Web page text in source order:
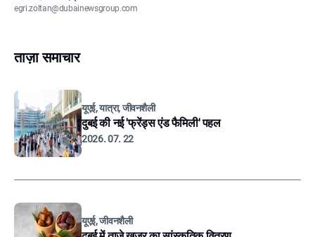
egri.zoltan@dubainewsgroup.com
ताज़ा समाचार
यूएई, यात्रा, जीवनशैली
दुबई की नई 'फ्रेंड्स एंड फैमिली' पहल
2026. 07. 22
यूएई, जीवनशैली